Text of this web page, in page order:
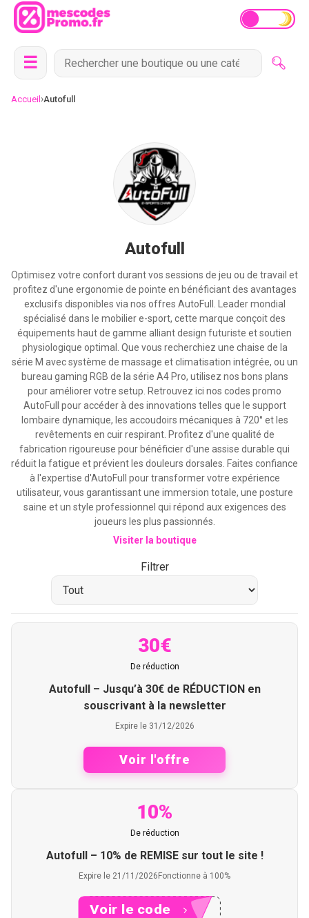
☰
Accueil ›Autofull
Autofull
Optimisez votre confort durant vos sessions de jeu ou de travail et
profitez d'une ergonomie de pointe en bénéficiant des avantages
exclusifs disponibles via nos offres AutoFull. Leader mondial
spécialisé dans le mobilier e-sport, cette marque conçoit des
équipements haut de gamme alliant design futuriste et soutien
physiologique optimal. Que vous recherchiez une chaise de la
série M avec système de massage et climatisation intégrée, ou un
bureau gaming RGB de la série A4 Pro, utilisez nos bons plans
pour améliorer votre setup. Retrouvez ici nos codes promo
AutoFull pour accéder à des innovations telles que le support
lombaire dynamique, les accoudoirs mécaniques à 720° et les
revêtements en cuir respirant. Profitez d'une qualité de
fabrication rigoureuse pour bénéficier d'une assise durable qui
réduit la fatigue et prévient les douleurs dorsales. Faites confiance
à l'expertise d'AutoFull pour transformer votre expérience
utilisateur, vous garantissant une immersion totale, une posture
saine et un style professionnel qui répond aux exigences des
joueurs les plus passionnés.
Visiter la boutique
Filtrer
30€
De réduction
Autofull – Jusqu’à 30€ de RÉDUCTION en
souscrivant à la newsletter
Expire le 31/12/2026
Voir l'offre
10%
De réduction
Autofull – 10% de REMISE sur tout le site !
Expire le 21/11/2026 Fonctionne à 100%
XXX10
Voir le code